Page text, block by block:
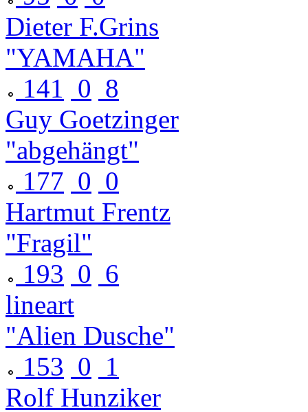
Dieter F.Grins
"YAMAHA"
141 0 8
Guy Goetzinger
"abgehängt"
177 0 0
Hartmut Frentz
"Fragil"
193 0 6
lineart
"Alien Dusche"
153 0 1
Rolf Hunziker